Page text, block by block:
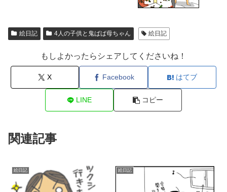
絵日記 4人の子供と鬼ばば母ちゃん 絵日記
もしよかったらシェアしてくださいね！
X Facebook はてブ
LINE コピー
関連記事
絵日記 絵日記